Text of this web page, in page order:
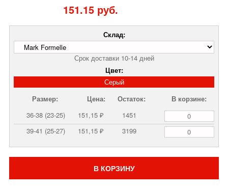
151.15 руб.
Склад:
Срок доставки 10-14 дней
Цвет:
Серый
Размер:
Цена: Остаток:
В корзине:
36-38 (23-25)
151,15 ₽
1451
39-41 (25-27)
151,15 ₽ 3199
В КОРЗИНУ